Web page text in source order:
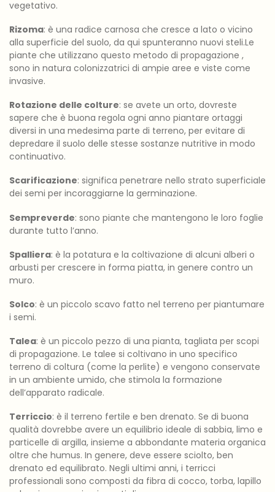
vegetativo.
Rizoma: è una radice carnosa che cresce a lato o vicino
alla superficie del suolo, da qui spunteranno nuovi steli.Le
piante che utilizzano questo metodo di propagazione ,
sono in natura colonizzatrici di ampie aree e viste come
invasive.
Rotazione delle colture: se avete un orto, dovreste
sapere che è buona regola ogni anno piantare ortaggi
diversi in una medesima parte di terreno, per evitare di
depredare il suolo delle stesse sostanze nutritive in modo
continuativo.
Scarificazione: significa penetrare nello strato superficiale
dei semi per incoraggiarne la germinazione.
Sempreverde: sono piante che mantengono le loro foglie
durante tutto l’anno.
Spalliera: è la potatura e la coltivazione di alcuni alberi o
arbusti per crescere in forma piatta, in genere contro un
muro.
Solco: è un piccolo scavo fatto nel terreno per piantumare
i semi.
Talea: è un piccolo pezzo di una pianta, tagliata per scopi
di propagazione. Le talee si coltivano in uno specifico
terreno di coltura (come la perlite) e vengono conservate
in un ambiente umido, che stimola la formazione
dell’apparato radicale.
Terriccio: è il terreno fertile e ben drenato. Se di buona
qualità dovrebbe avere un equilibrio ideale di sabbia, limo e
particelle di argilla, insieme a abbondante materia organica
oltre che humus. In genere, deve essere sciolto, ben
drenato ed equilibrato. Negli ultimi anni, i terricci
professionali sono composti da fibra di cocco, torba, lapillo